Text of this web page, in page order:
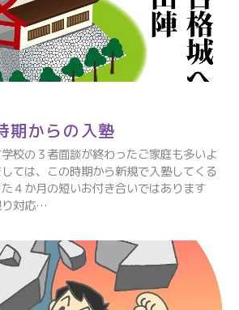
期からの入塾
校の３者面談が終わったご家庭も多いよ
ては、この時期から新規で入塾してくる
４か月の短いお付き合いではあります
り対応…